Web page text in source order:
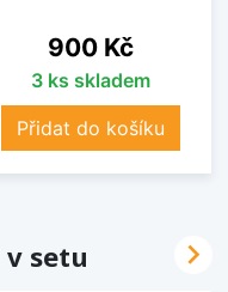
Cena
900 Kč
3 ks skladem
Přidat do košíku
setu 